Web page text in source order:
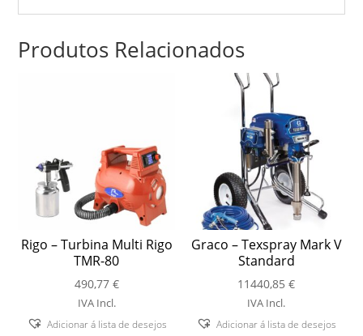
Produtos Relacionados
Rigo – Turbina Multi Rigo
TMR-80
490,77 €
IVA Incl.
Adicionar á lista de desejos
Graco – Texspray Mark V
Standard
11440,85€
IVA Incl.
Adicionar á lista de desejos